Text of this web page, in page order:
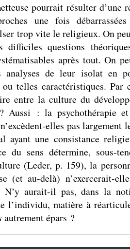
pourrait résulter d’une
une fois
trop vite le religieux. On
difficiles questions
après tout. On
analyses de leur isolat en
telles caractéristiques. Par
entre la culture du
Aussi : la psychothérapie
elles pas largement
ayant une consistance
du sens détermine, sous-
(Leder, p. 159), la
(et au-delà) n’exercerait-
aurait-il pas, dans la
l’individu, matière à
autrement épars ?